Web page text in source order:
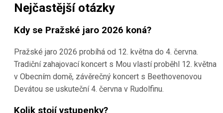
Nejčastější otázky
Kdy se Pražské jaro 2026 koná?
Pražské jaro 2026 probíhá od 12. května do 4. června.
Tradiční zahajovací koncert s Mou vlastí proběhl 12. května
v Obecním domě, závěrečný koncert s Beethovenovou
Devátou se uskuteční 4. června v Rudolfinu.
Kolik stojí vstupenky?